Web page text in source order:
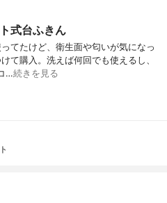
式台ふきん
てたけど、衛生面や匂いが気になっ
て購入。洗えば何回でも使えるし、
…続きを見る